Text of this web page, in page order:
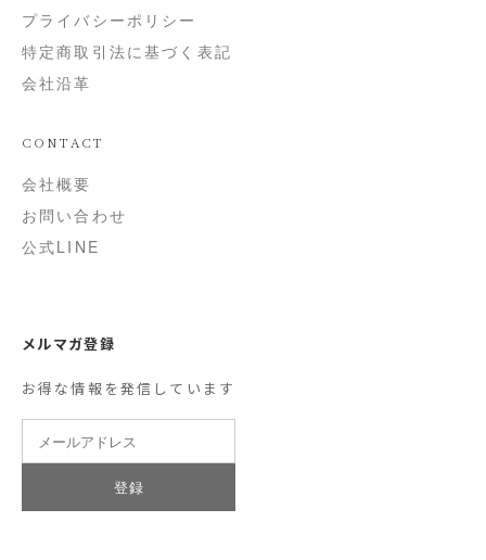
プライバシーポリシー
特定商取引法に基づく表記
会社沿革
CONTACT
会社概要
お問い合わせ
公式LINE
メルマガ登録
お得な情報を発信しています
登録